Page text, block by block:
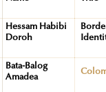
Hessam Habibi
Doroh
Bata-Balog
Amadea